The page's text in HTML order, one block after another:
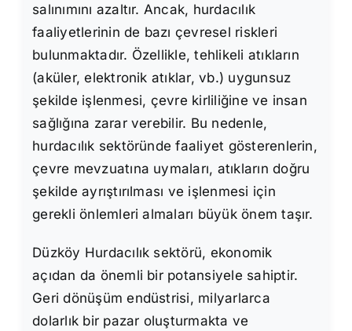
salınımını azaltır. Ancak, hurdacılık
faaliyetlerinin de bazı çevresel riskleri
bulunmaktadır. Özellikle, tehlikeli atıkların
(aküler, elektronik atıklar, vb.) uygunsuz
şekilde işlenmesi, çevre kirliliğine ve insan
sağlığına zarar verebilir. Bu nedenle,
hurdacılık sektöründe faaliyet gösterenlerin,
çevre mevzuatına uymaları, atıkların doğru
şekilde ayrıştırılması ve işlenmesi için
gerekli önlemleri almaları büyük önem taşır.
Düzköy Hurdacılık sektörü, ekonomik
açıdan da önemli bir potansiyele sahiptir.
Geri dönüşüm endüstrisi, milyarlarca
dolarlık bir pazar oluşturmakta ve